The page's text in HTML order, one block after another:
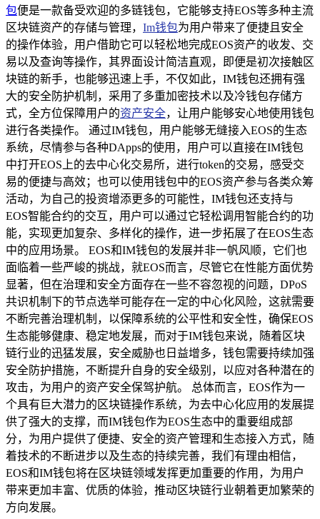
包便是一款备受欢迎的多链钱包，它能够支持EOS等多种主流
区块链资产的存储与管理， Im钱包为用户带来了便捷且安全
的操作体验，用户借助它可以轻松地完成EOS资产的收发、交
易以及查询等操作，其界面设计简洁直观，即便是初次接触区
块链的新手，也能够迅速上手，不仅如此，IM钱包还拥有强
大的安全防护机制，采用了多重加密技术以及冷钱包存储方
式，全方位保障用户的资产安全，让用户能够安心地使用钱包
进行各类操作。 通过IM钱包，用户能够无缝接入EOS的生态
系统，尽情参与各种DApps的使用，用户可以直接在IM钱包
中打开EOS上的去中心化交易所，进行token的交易，感受交
易的便捷与高效；也可以使用钱包中的EOS资产参与各类众筹
活动，为自己的投资增添更多的可能性，IM钱包还支持与
EOS智能合约的交互，用户可以通过它轻松调用智能合约的功
能，实现更加复杂、多样化的操作，进一步拓展了在EOS生态
中的应用场景。 EOS和IM钱包的发展并非一帆风顺，它们也
面临着一些严峻的挑战，就EOS而言，尽管它在性能方面优势
显著，但在治理和安全方面存在一些不容忽视的问题，DPoS
共识机制下的节点选举可能存在一定的中心化风险，这就需要
不断完善治理机制，以保障系统的公平性和安全性，确保EOS
生态能够健康、稳定地发展，而对于IM钱包来说，随着区块
链行业的迅猛发展，安全威胁也日益增多，钱包需要持续加强
安全防护措施，不断提升自身的安全级别，以应对各种潜在的
攻击，为用户的资产安全保驾护航。 总体而言，EOS作为一
个具有巨大潜力的区块链操作系统，为去中心化应用的发展提
供了强大的支撑，而IM钱包作为EOS生态中的重要组成部
分，为用户提供了便捷、安全的资产管理和生态接入方式，随
着技术的不断进步以及生态的持续完善，我们有理由相信，
EOS和IM钱包将在区块链领域发挥更加重要的作用，为用户
带来更加丰富、优质的体验，推动区块链行业朝着更加繁荣的
方向发展。